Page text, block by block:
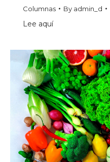
Columnas By admin_d
Lee aquí